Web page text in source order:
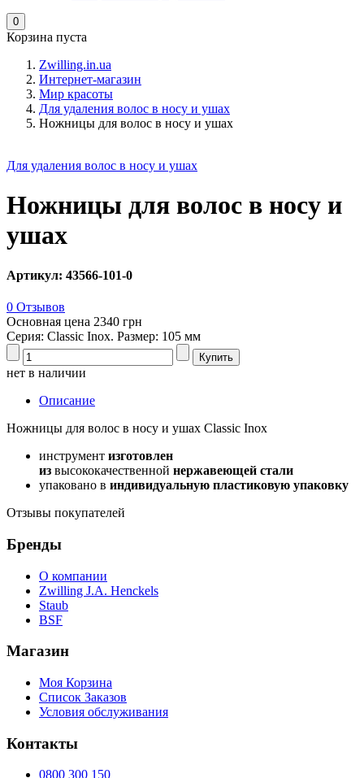
0
Корзина пуста
Zwilling.in.ua
Интернет-магазин
Мир красоты
Для удаления волос в носу и ушах
Ножницы для волос в носу и ушах
Для удаления волос в носу и ушах
Ножницы для волос в носу и
ушах
Артикул: 43566-101-0
0 Отзывов
Основная цена 2340 грн
Серия: Classic Inox. Размер: 105 мм
нет в наличии
Описание
Ножницы для волос в носу и ушах Classic Inox
инструмент изготовлен
из высококачественной нержавеющей стали
упаковано в индивидуальную пластиковую упаковку
Отзывы покупателей
Бренды
О компании
Zwilling J.A. Henckels
Staub
BSF
Магазин
Моя Корзина
Список Заказов
Условия обслуживания
Контакты
0800 300 150